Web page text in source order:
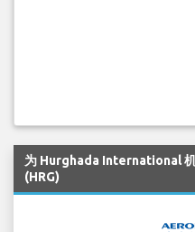
为 Hurghada International
(HRG)